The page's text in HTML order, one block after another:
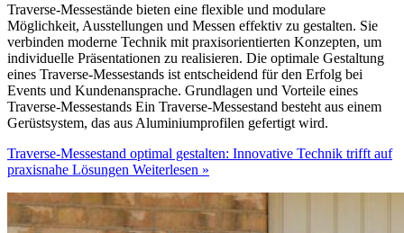
Traverse-Messestände bieten eine flexible und modulare
Möglichkeit, Ausstellungen und Messen effektiv zu gestalten. Sie
verbinden moderne Technik mit praxisorientierten Konzepten, um
individuelle Präsentationen zu realisieren. Die optimale Gestaltung
eines Traverse-Messestands ist entscheidend für den Erfolg bei
Events und Kundenansprache. Grundlagen und Vorteile eines
Traverse-Messestands Ein Traverse-Messestand besteht aus einem
Gerüstsystem, das aus Aluminiumprofilen gefertigt wird.
Traverse-Messestand optimal gestalten: Innovative Technik trifft auf
praxisnahe Lösungen Weiterlesen »